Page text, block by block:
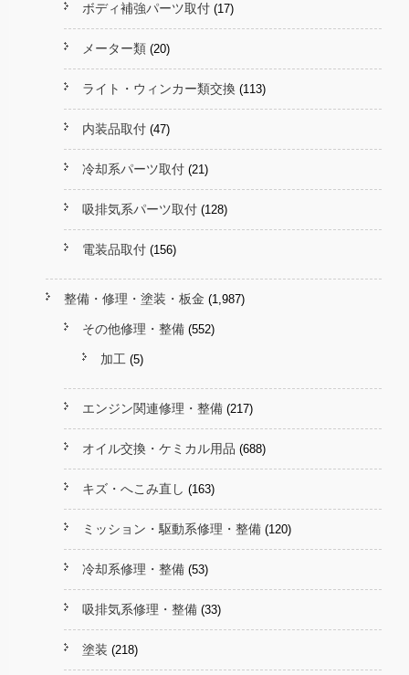
ボディ補強パーツ取付 (17)
メーター類 (20)
ライト・ウィンカー類交換 (113)
内装品取付 (47)
冷却系パーツ取付 (21)
吸排気系パーツ取付 (128)
電装品取付 (156)
整備・修理・塗装・板金 (1,987)
その他修理・整備 (552)
加工 (5)
エンジン関連修理・整備 (217)
オイル交換・ケミカル用品 (688)
キズ・へこみ直し (163)
ミッション・駆動系修理・整備 (120)
冷却系修理・整備 (53)
吸排気系修理・整備 (33)
塗装 (218)